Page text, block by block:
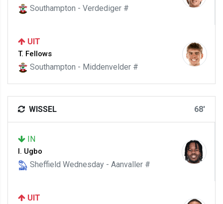
Southampton - Verdediger #
UIT
T. Fellows
Southampton - Middenvelder #
WISSEL 68'
IN
I. Ugbo
Sheffield Wednesday - Aanvaller #
UIT